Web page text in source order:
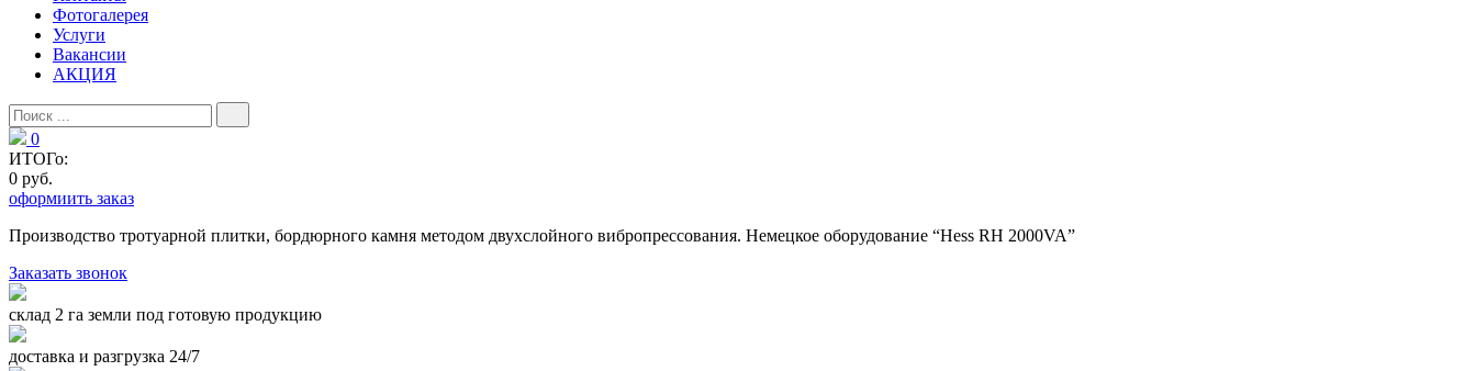
Фотогалерея
Услуги
Вакансии
АКЦИЯ
0
ИТОГо:
0 руб.
оформиить заказ
Производство тротуарной плитки, бордюрного камня методом двухслойного вибропресcования. Немецкое оборудование “Hess RH 2000VA”
Заказать звонок
склад 2 га земли под готовую продукцию
доставка и разгрузка 24/7